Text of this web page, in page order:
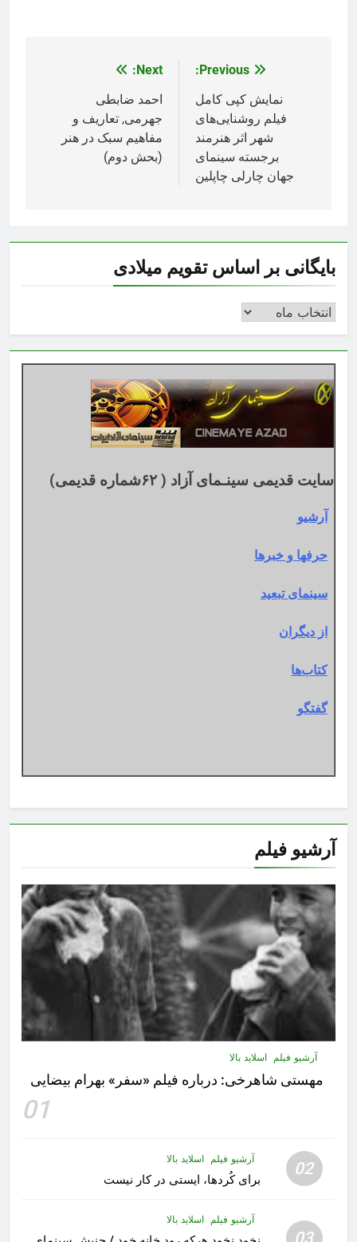
راهبری
نوشته
Previous:
نمایش کپی کامل
فیلم روشنایی‌های
شهر اثر هنرمند
برجسته سینمای
جهان چارلی چاپلین
Next:
احمد ضابطی
جهرمی, تعاریف و
مفاهیم سبک در هنر
(بحش دوم)
بایگانی بر اساس تقویم میلادی
بایگانی
اساس
تقویم
میلادی
سایت قدیمی سینـمای آزاد ( ۶۲شماره قدیمی)
آرشیو
حرفها و خبرها
سینمای تبعید
از دیگران
کتاب‌ها
گفتگو
آرشیو فیلم
آرشیو فیلم اسلاید بالا
مهستى شاهرخى:‌ درباره فيلم «سفر» بهرام بیضایی
01
02 آرشیو فیلم اسلاید بالا
برای کُردها، ایستی در کار نیست
آرشیو فیلم اسلاید بالا